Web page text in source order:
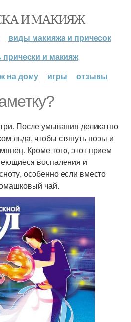
И МАКИЯЖ
виды макияжа и причесок
прически и макияж
на дому
игры отзывы
После умывания деликатно
льда, чтобы стянуть поры и
Кроме того, этот прием
воспаления и
особенно если вместо
чай.